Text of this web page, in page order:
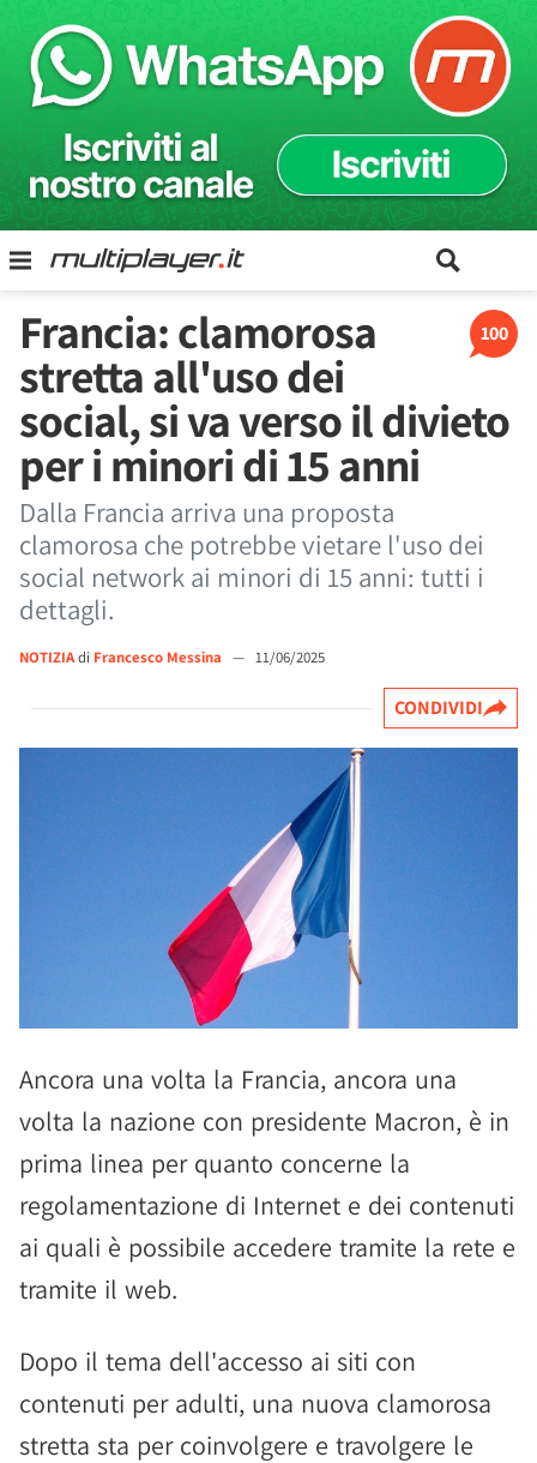
100
Francia: clamorosa
stretta all'uso dei
social, si va verso il divieto
per i minori di 15 anni
Dalla Francia arriva una proposta
clamorosa che potrebbe vietare l'uso dei
social network ai minori di 15 anni: tutti i
dettagli.
NOTIZIAdi Francesco Messina — 11/06/2025
CONDIVIDI
Ancora una volta la Francia, ancora una
volta la nazione con presidente Macron, è in
prima linea per quanto concerne la
regolamentazione di Internet e dei contenuti
ai quali è possibile accedere tramite la rete e
tramite il web.
Dopo il tema dell'accesso ai siti con
contenuti per adulti, una nuova clamorosa
stretta sta per coinvolgere e travolgere le